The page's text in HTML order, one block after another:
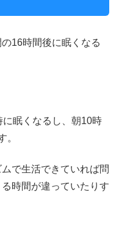
16時間後に眠くなる
眠くなるし、朝10時
。
で生活できていれば問
時間が違っていたりす